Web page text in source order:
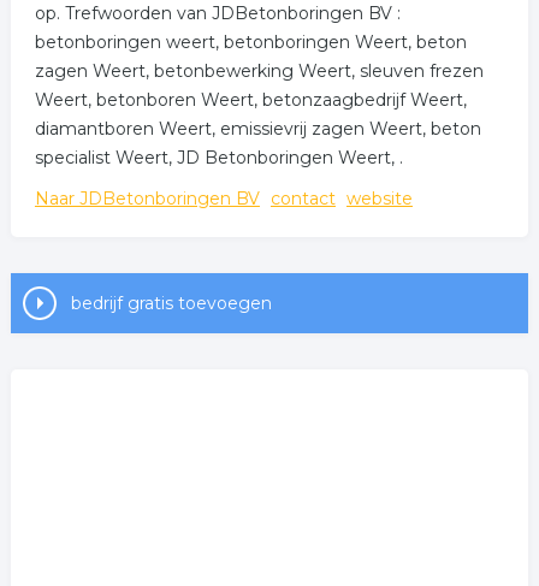
op. Trefwoorden van JDBetonboringen BV :
betonboringen weert, betonboringen Weert, beton
zagen Weert, betonbewerking Weert, sleuven frezen
Weert, betonboren Weert, betonzaagbedrijf Weert,
diamantboren Weert, emissievrij zagen Weert, beton
specialist Weert, JD Betonboringen Weert, .
Naar JDBetonboringen BV contact website
bedrijf gratis toevoegen